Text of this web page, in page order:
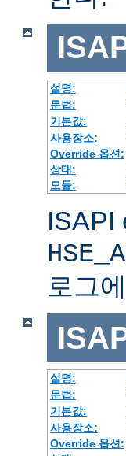
설명:
문법:
기본값:
사용장소:
Override 옵션:
상태:
모듈:
ISAPI
로그
설명:
문법:
기본값:
사용장소:
Override 옵션: